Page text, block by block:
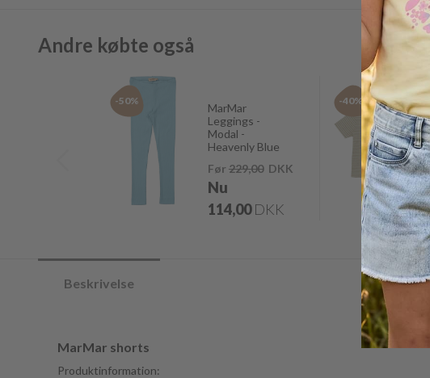
Andre købte også
-50%
MarMar
Leggings -
Modal -
Heavenly Blue
Før 229,00DKK
Nu
114,00 DKK
-40%
Beskrivelse
MarMar shorts
Produktinformation: